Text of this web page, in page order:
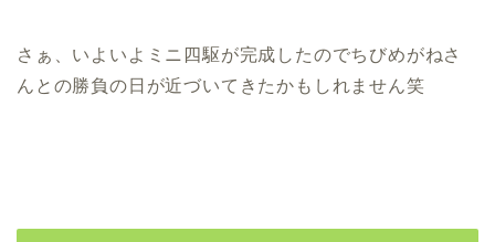
さぁ、いよいよミニ四駆が完成したのでちびめがねさ
んとの勝負の日が近づいてきたかもしれません笑